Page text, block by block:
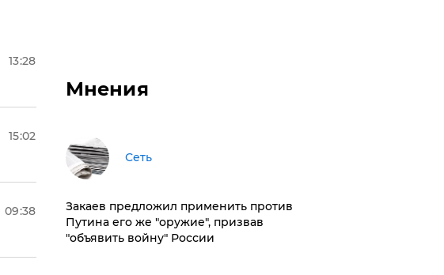
13:28
15:02
09:38
Мнения
Сеть
Закаев предложил применить против
Путина его же "оружие", призвав
"объявить войну" России